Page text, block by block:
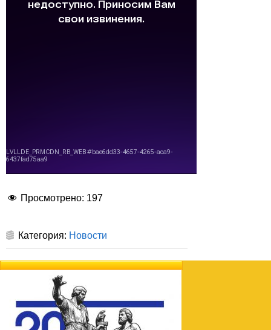
Просмотрено: 197
Категория: Новости